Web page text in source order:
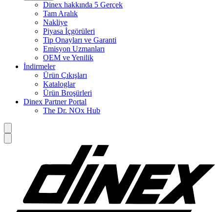
Dinex hakkında 5 Gerçek
Tam Aralık
Nakliye
Piyasa İçgörüleri
Tip Onayları ve Garanti
Emisyon Uzmanları
OEM ve Yenilik
İndirmeler
Ürün Çıkışları
Kataloglar
Ürün Broşürleri
Dinex Partner Portal
The Dr. NOx Hub